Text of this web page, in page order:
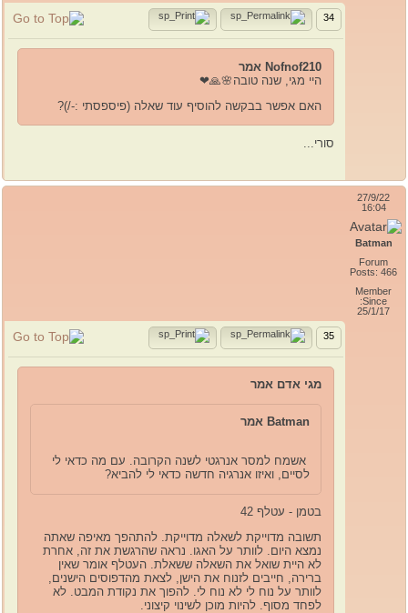
34
Nofnof210 אמר
היי מגי, שנה טובה🌸🙏❤
האם אפשר בבקשה להוסיף עוד שאלה (פיספסתי :-/)?
סורי...
27/9/22
16:04
Batman
Forum
Posts: 466
Member
Since:
25/1/17
35
מגי אדם אמר
Batman אמר
אשמח למסר אנרגטי לשנה הקרובה. עם מה כדאי לי
לסיים, ואיזו אנרגיה חדשה כדאי לי להביא?
בטמן - עטלף 42
תשובה מדוייקת לשאלה מדוייקת. להתהפך מאיפה שאתה
נמצא היום. לוותר על האגו. נראה שהרגשת את זה, אחרת
לא היית שואל את השאלה ששאלת. העטלף אומר שאין
ברירה, חייבים לזנוח את הישן, לצאת מהדפוסים הישנים,
לוותר על נוח לי לא נוח לי. להפוך את נקודת המבט. לא
לפחד מסוף. להיות מוכן לשינוי קיצוני.